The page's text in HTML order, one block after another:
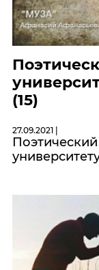
(15)
27.09.2021 |